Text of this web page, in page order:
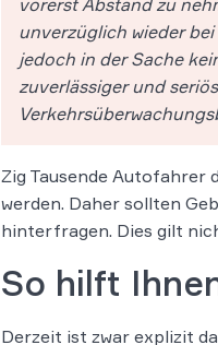
unverzüglich wieder
jedoch in der Sache
zuverlässiger und
Zig Tausende Autofahrer
werden. Daher sollten
hinterfragen. Dies gilt
So hilft
Derzeit ist zwar explizit